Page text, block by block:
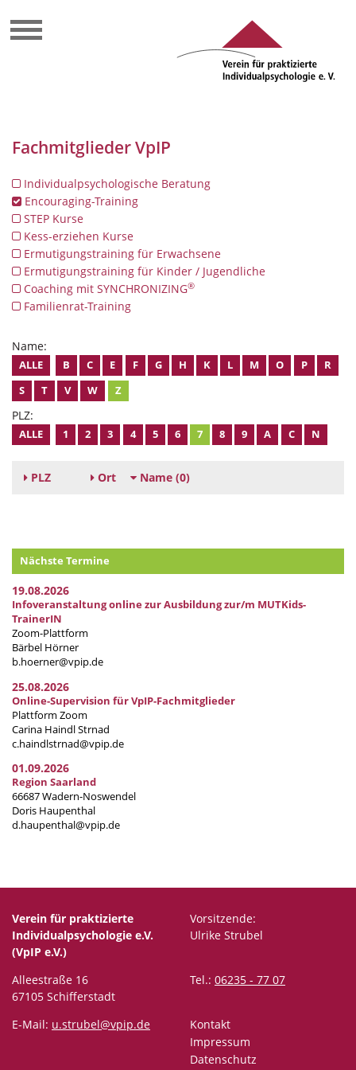
Fachmitglieder VpIP
Individualpsychologische Beratung
Encouraging-Training
STEP Kurse
Kess-erziehen Kurse
Ermutigungstraining für Erwachsene
Ermutigungstraining für Kinder / Jugendliche
Coaching mit SYNCHRONIZING®
Familienrat-Training
Name:
ALLE B C E F G H K L M O P
R
S
T V W Z
PLZ:
ALLE 1 2 3 4 5 6 7 8 9 A C N
PLZ Ort Name (0)
Nächste Termine
19.08.2026
Infoveranstaltung online zur Ausbildung zur/m MUTKids-
TrainerIN
Zoom-Plattform
Bärbel Hörner
b.hoerner@vpip.de
25.08.2026
Online-Supervision für VpIP-Fachmitglieder
Plattform Zoom
Carina Haindl Strnad
c.haindlstrnad@vpip.de
01.09.2026
Region Saarland
66687 Wadern-Noswendel
Doris Haupenthal
d.haupenthal@vpip.de
Verein für praktizierte
Individualpsychologie e.V.
(VpIP e.V.)
Vorsitzende:
Ulrike Strubel
Alleestraße 16
67105 Schifferstadt
Tel.: 06235 - 77 07
E-Mail: u.strubel@vpip.de
Kontakt
Impressum
Datenschutz